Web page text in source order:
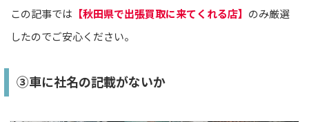
この記事では 【秋田県で出張買取に来てくれる店】 のみ厳選
したのでご安心ください。
③車に社名の記載がないか